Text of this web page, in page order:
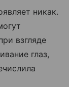
никак.
взгляде
глаз,